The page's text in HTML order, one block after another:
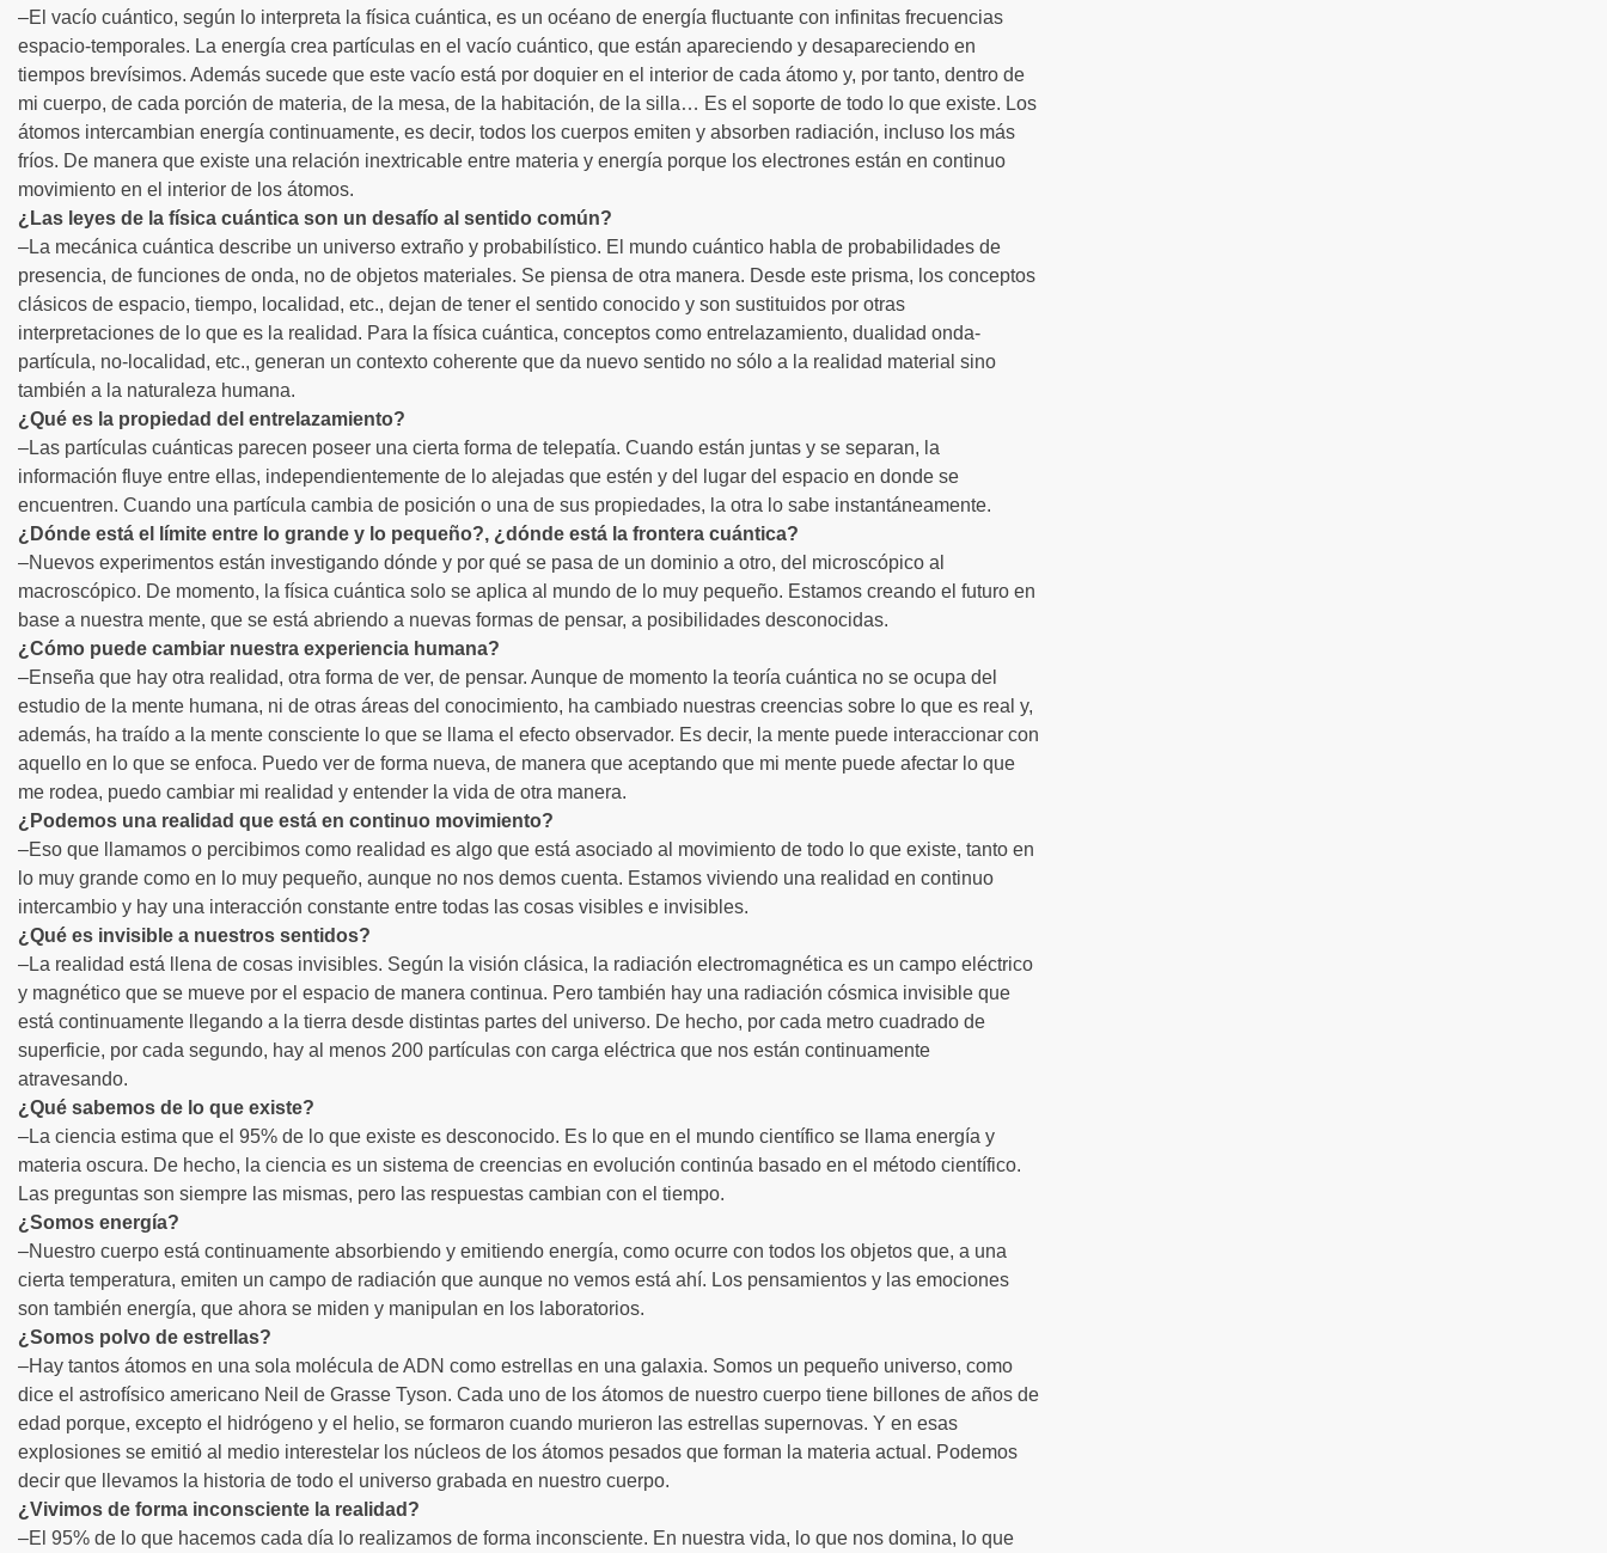
–El vacío cuántico, según lo interpreta la física cuántica, es un océano de energía fluctuante con infinitas frecuencias
espacio-temporales. La energía crea partículas en el vacío cuántico, que están apareciendo y desapareciendo en
tiempos brevísimos. Además sucede que este vacío está por doquier en el interior de cada átomo y, por tanto, dentro de
mi cuerpo, de cada porción de materia, de la mesa, de la habitación, de la silla… Es el soporte de todo lo que existe. Los
átomos intercambian energía continuamente, es decir, todos los cuerpos emiten y absorben radiación, incluso los más
fríos. De manera que existe una relación inextricable entre materia y energía porque los electrones están en continuo
movimiento en el interior de los átomos.
¿Las leyes de la física cuántica son un desafío al sentido común?
–La mecánica cuántica describe un universo extraño y probabilístico. El mundo cuántico habla de probabilidades de
presencia, de funciones de onda, no de objetos materiales. Se piensa de otra manera. Desde este prisma, los conceptos
clásicos de espacio, tiempo, localidad, etc., dejan de tener el sentido conocido y son sustituidos por otras
interpretaciones de lo que es la realidad. Para la física cuántica, conceptos como entrelazamiento, dualidad onda-
partícula, no-localidad, etc., generan un contexto coherente que da nuevo sentido no sólo a la realidad material sino
también a la naturaleza humana.
¿Qué es la propiedad del entrelazamiento?
–Las partículas cuánticas parecen poseer una cierta forma de telepatía. Cuando están juntas y se separan, la
información fluye entre ellas, independientemente de lo alejadas que estén y del lugar del espacio en donde se
encuentren. Cuando una partícula cambia de posición o una de sus propiedades, la otra lo sabe instantáneamente.
¿Dónde está el límite entre lo grande y lo pequeño?, ¿dónde está la frontera cuántica?
–Nuevos experimentos están investigando dónde y por qué se pasa de un dominio a otro, del microscópico al
macroscópico. De momento, la física cuántica solo se aplica al mundo de lo muy pequeño. Estamos creando el futuro en
base a nuestra mente, que se está abriendo a nuevas formas de pensar, a posibilidades desconocidas.
¿Cómo puede cambiar nuestra experiencia humana?
–Enseña que hay otra realidad, otra forma de ver, de pensar. Aunque de momento la teoría cuántica no se ocupa del
estudio de la mente humana, ni de otras áreas del conocimiento, ha cambiado nuestras creencias sobre lo que es real y,
además, ha traído a la mente consciente lo que se llama el efecto observador. Es decir, la mente puede interaccionar con
aquello en lo que se enfoca. Puedo ver de forma nueva, de manera que aceptando que mi mente puede afectar lo que
me rodea, puedo cambiar mi realidad y entender la vida de otra manera.
¿Podemos una realidad que está en continuo movimiento?
–Eso que llamamos o percibimos como realidad es algo que está asociado al movimiento de todo lo que existe, tanto en
lo muy grande como en lo muy pequeño, aunque no nos demos cuenta. Estamos viviendo una realidad en continuo
intercambio y hay una interacción constante entre todas las cosas visibles e invisibles.
¿Qué es invisible a nuestros sentidos?
–La realidad está llena de cosas invisibles. Según la visión clásica, la radiación electromagnética es un campo eléctrico
y magnético que se mueve por el espacio de manera continua. Pero también hay una radiación cósmica invisible que
está continuamente llegando a la tierra desde distintas partes del universo. De hecho, por cada metro cuadrado de
superficie, por cada segundo, hay al menos 200 partículas con carga eléctrica que nos están continuamente
atravesando.
¿Qué sabemos de lo que existe?
–La ciencia estima que el 95% de lo que existe es desconocido. Es lo que en el mundo científico se llama energía y
materia oscura. De hecho, la ciencia es un sistema de creencias en evolución continúa basado en el método científico.
Las preguntas son siempre las mismas, pero las respuestas cambian con el tiempo.
¿Somos energía?
–Nuestro cuerpo está continuamente absorbiendo y emitiendo energía, como ocurre con todos los objetos que, a una
cierta temperatura, emiten un campo de radiación que aunque no vemos está ahí. Los pensamientos y las emociones
son también energía, que ahora se miden y manipulan en los laboratorios.
¿Somos polvo de estrellas?
–Hay tantos átomos en una sola molécula de ADN como estrellas en una galaxia. Somos un pequeño universo, como
dice el astrofísico americano Neil de Grasse Tyson. Cada uno de los átomos de nuestro cuerpo tiene billones de años de
edad porque, excepto el hidrógeno y el helio, se formaron cuando murieron las estrellas supernovas. Y en esas
explosiones se emitió al medio interestelar los núcleos de los átomos pesados que forman la materia actual. Podemos
decir que llevamos la historia de todo el universo grabada en nuestro cuerpo.
¿Vivimos de forma inconsciente la realidad?
–El 95% de lo que hacemos cada día lo realizamos de forma inconsciente. En nuestra vida, lo que nos domina, lo que